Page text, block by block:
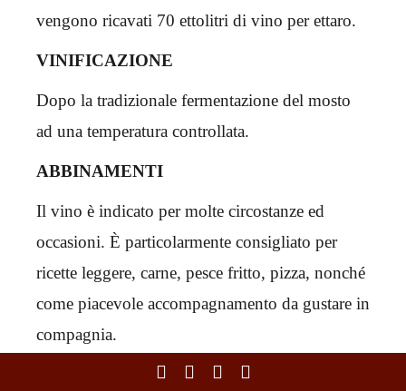
vengono ricavati 70 ettolitri di vino per ettaro.
VINIFICAZIONE
Dopo la tradizionale fermentazione del mosto
ad una temperatura controllata.
ABBINAMENTI
Il vino è indicato per molte circostanze ed
occasioni. È particolarmente consigliato per
ricette leggere, carne, pesce fritto, pizza, nonché
come piacevole accompagnamento da gustare in
compagnia.